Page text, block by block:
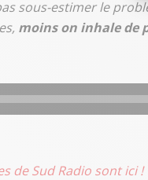
sous-estimer le
moins on inhale de
de Sud Radio sont ici !